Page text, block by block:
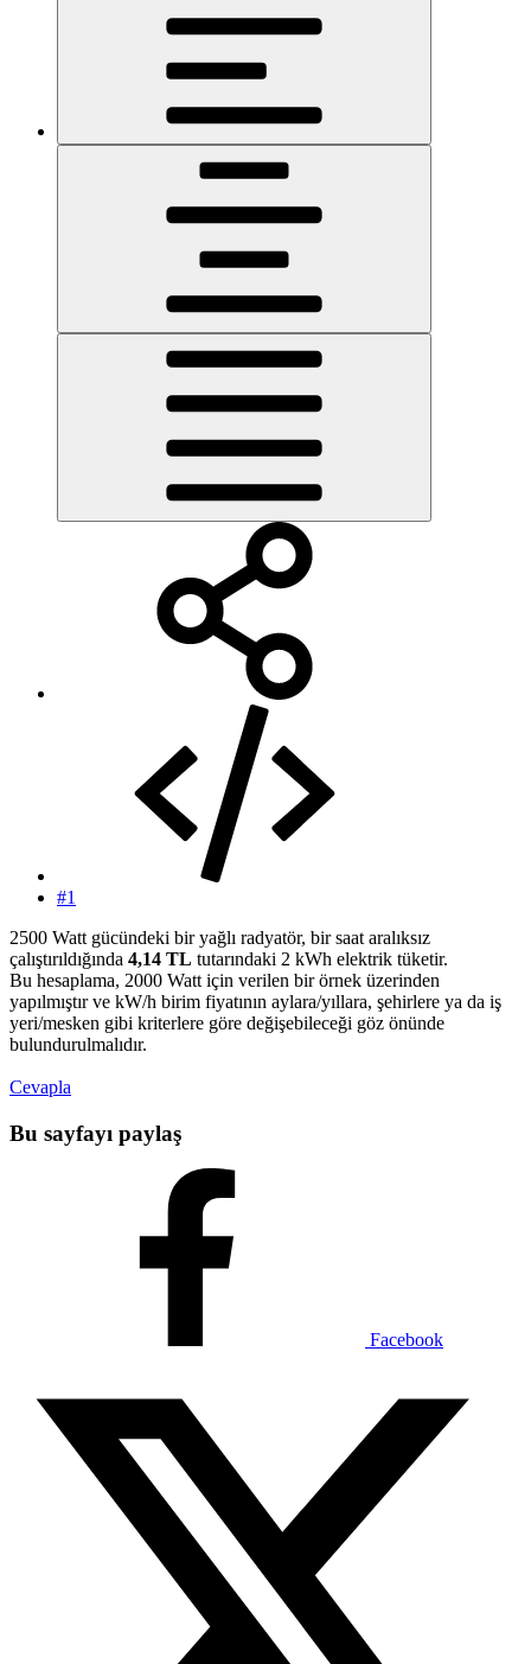
#1
2500 Watt gücündeki bir yağlı radyatör, bir saat aralıksız
çalıştırıldığında 4,14 TL tutarındaki 2 kWh elektrik tüketir.
Bu hesaplama, 2000 Watt için verilen bir örnek üzerinden
yapılmıştır ve kW/h birim fiyatının aylara/yıllara, şehirlere ya da iş
yeri/mesken gibi kriterlere göre değişebileceği göz önünde
bulundurulmalıdır.
Cevapla
Bu sayfayı paylaş
Facebook